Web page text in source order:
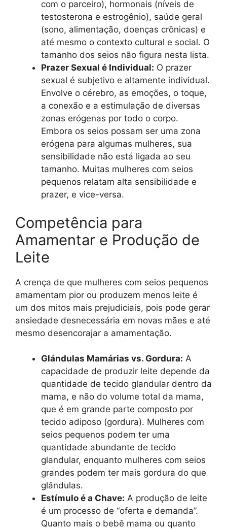
com o parceiro), hormonais (níveis de
testosterona e estrogênio), saúde geral
(sono, alimentação, doenças crônicas) e
até mesmo o contexto cultural e social. O
tamanho dos seios não figura nesta lista.
Prazer Sexual é Individual: O prazer
sexual é subjetivo e altamente individual.
Envolve o cérebro, as emoções, o toque,
a conexão e a estimulação de diversas
zonas erógenas por todo o corpo.
Embora os seios possam ser uma zona
erógena para algumas mulheres, sua
sensibilidade não está ligada ao seu
tamanho. Muitas mulheres com seios
pequenos relatam alta sensibilidade e
prazer, e vice-versa.
Competência para
Amamentar e Produção de
Leite
A crença de que mulheres com seios pequenos
amamentam pior ou produzem menos leite é
um dos mitos mais prejudiciais, pois pode gerar
ansiedade desnecessária em novas mães e até
mesmo desencorajar a amamentação.
Glándulas Mamárias vs. Gordura: A
capacidade de produzir leite depende da
quantidade de tecido glandular dentro da
mama, e não do volume total da mama,
que é em grande parte composto por
tecido adiposo (gordura). Mulheres com
seios pequenos podem ter uma
quantidade abundante de tecido
glandular, enquanto mulheres com seios
grandes podem ter mais gordura do que
glândulas.
Estímulo é a Chave: A produção de leite
é um processo de “oferta e demanda”.
Quanto mais o bebê mama ou quanto